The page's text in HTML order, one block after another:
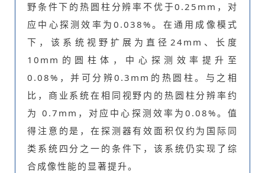
野条件下的热圆柱分辨率不优于0.25mm，对
应中心探测效率为0.038%。在通用成像模式
下，该系统视野扩展为直径24mm、长度
10mm的圆柱体，中心探测效率提升至
0.08%，并可分辨0.3mm的热圆柱。与之相
比，商业系统在相同视野内的热圆柱分辨率约
为 0.7mm，对应中心探测效率为0.08%。值
得注意的是，在探测器有效面积仅约为国际同
类系统四分之一的条件下，该系统仍实现了综
合成像性能的显著提升。